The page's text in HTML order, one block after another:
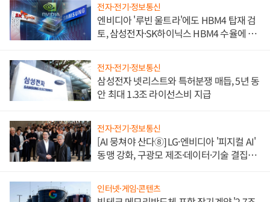
전자·전기·정보통신
엔비디아 '루빈 울트라'에도 HBM4 탑재 검
토, 삼성전자·SK하이닉스 HBM4 수율에 주
전자·전기·정보통신
삼성전자 넷리스트와 특허분쟁 매듭, 5년 동
안 최대 1.3조 라이선스비 지급
전자·전기·정보통신
[AI 뭉쳐야 산다⑧] LG·엔비디아 '피지컬 AI'
동맹 강화, 구광모 제조·데이터·기술 결집
인터넷·게임·콘텐츠